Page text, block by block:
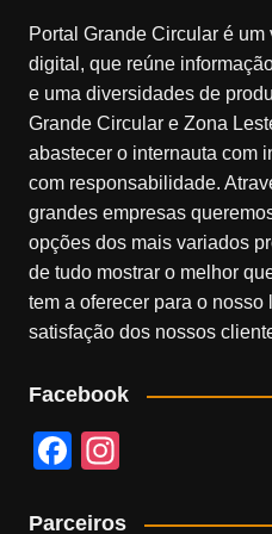
Portal Grande Circular é
digital, que reúne
e uma diversidades de
Grande Circular e Zona
abastecer o internauta com
com responsabilidade.
grandes empresas
opções dos mais variados
de tudo mostrar o melhor
tem a oferecer para o nosso
satisfação dos nossos
Facebook
F
Parceiros